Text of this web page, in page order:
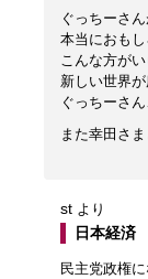
ぐっちーさ
本当におもし
こんな方が
新しい世界
ぐっちーさ
また幸田さ
st より
日本経済
民主党政権